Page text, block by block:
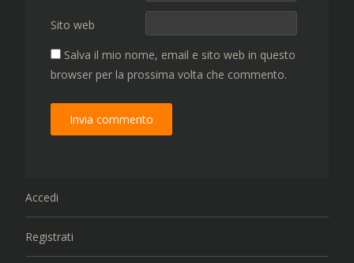
Sito web
Salva il mio nome, email e sito web in questo
browser per la prossima volta che commento.
Accedi
Registrati